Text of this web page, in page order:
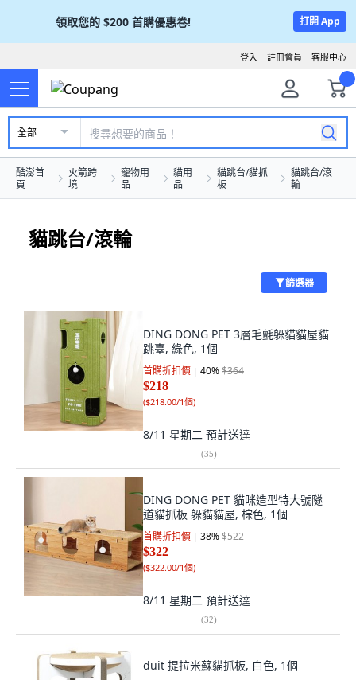
領取您的 $200 首購優惠卷! 打開 App
客服中心
註冊會員
登入
全部
酷澎首
頁
火箭跨
境
寵物用
品
貓用
品
貓跳台/貓抓
板
貓跳台/滾
輪
貓跳台/滾輪
篩選器
DING DONG PET 3層毛氈躲貓貓屋貓
跳臺, 綠色, 1個
首購折扣價 40%$364
$218
($218.00/1個)
8/11 星期二 預計送達
(35)
DING DONG PET 貓咪造型特大號隧
道貓抓板 躲貓貓屋, 棕色, 1個
首購折扣價 38%$522
$322
($322.00/1個)
8/11 星期二 預計送達
(32)
duit 提拉米蘇貓抓板, 白色, 1個